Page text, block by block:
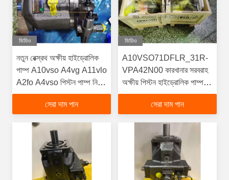
ভিডিও
নতুন রেক্স্রথ অক্ষীয় হাইড্রোলিক
পাম্প A10vso A4vg A11vlo
A2fo A4vso পিস্টন পাম্প নির্মাণ
যন্ত্রপাতি জন্য
সেরা দাম পান
ভিডিও
A10VSO71DFLR_31R-
VPA42N00 কারখানার সরবরাহ
অক্ষীয় পিস্টন হাইড্রোলিক পাম্প
A10VSO A4VSO A6VM
সিরিজ রেক্স্রথ প্রতিস্থাপন উচ্চ
সেরা দাম পান